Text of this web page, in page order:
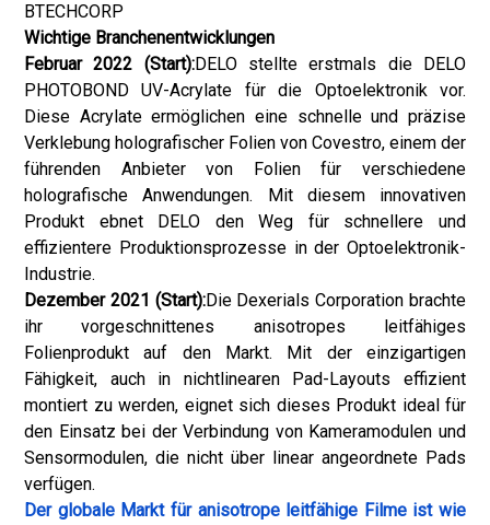
BTECHCORP
Wichtige Branchenentwicklungen
Februar 2022 (Start):DELO stellte erstmals die DELO
PHOTOBOND UV-Acrylate für die Optoelektronik vor.
Diese Acrylate ermöglichen eine schnelle und präzise
Verklebung holografischer Folien von Covestro, einem der
führenden Anbieter von Folien für verschiedene
holografische Anwendungen. Mit diesem innovativen
Produkt ebnet DELO den Weg für schnellere und
effizientere Produktionsprozesse in der Optoelektronik-
Industrie.
Dezember 2021 (Start):Die Dexerials Corporation brachte
ihr vorgeschnittenes anisotropes leitfähiges
Folienprodukt auf den Markt. Mit der einzigartigen
Fähigkeit, auch in nichtlinearen Pad-Layouts effizient
montiert zu werden, eignet sich dieses Produkt ideal für
den Einsatz bei der Verbindung von Kameramodulen und
Sensormodulen, die nicht über linear angeordnete Pads
verfügen.
Der globale Markt für anisotrope leitfähige Filme ist wie